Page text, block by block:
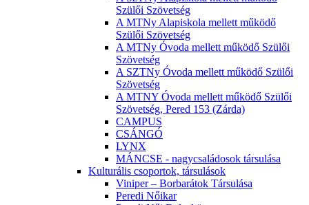
Szülői Szövetség
A MTNy Alapiskola mellett működő
Szülői Szövetség
A MTNy Óvoda mellett működő Szülői
Szövetség
A SZTNy Óvoda mellett működő Szülői
Szövetség
A MTNY Óvoda mellett működő Szülői
Szövetség, Pered 153 (Zárda)
CAMPUS
CSÁNGÓ
LYNX
MÁNCSE - nagycsaládosok társulása
Kulturális csoportok, társulások
Viniper – Borbarátok Társulása
Peredi Nőikar